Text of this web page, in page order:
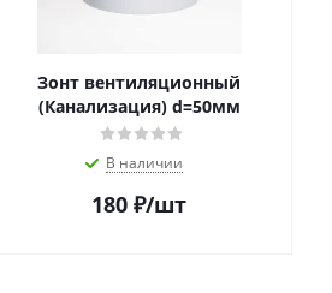
Зонт вентиляционный
(Канализация) d=50мм
В наличии
180 ₽/шт